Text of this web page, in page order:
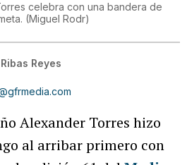
celebra con una bandera de
(Miguel Rodr)
Reyes
Alexander Torres hizo
al arribar primero con